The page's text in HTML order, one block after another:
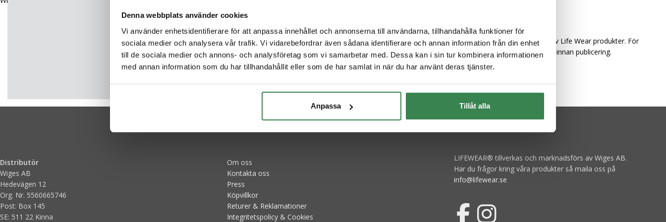
köp
Skapa ett konto och få
rabatt på ditt nästa köp!
Registrera dig här
Denna webbplats använder cookies
Vi använder enhetsidentifierare för att anpassa innehållet och annonserna till användarna, tillhandahålla funktioner för
sociala medier och analysera vår trafik. Vi vidarebefordrar även sådana identifierare och annan information från din enhet
till de sociala medier och annons- och analysföretag som vi samarbetar med. Dessa kan i sin tur kombinera informationen
med annan information som du har tillhandahållit eller som de har samlat in när du har använt deras tjänster.
Anpassa Tillåt alla
Varumärket får endast användas i samband med marknadsföring av Life Wear produkter. För
användning i tryck, digitalt eller annan form kontakta pressansvarig innan publicering.
Presskontakt:
Mynewsdesk pressrum
Distributör
Wiges AB
Hedevägen 12
Org. Nr. 5560665746
Post: Box 145
SE: 511 22 Kinna
Om oss
Kontakta oss
Press
Köpvillkor
Returer & Reklamationer
Integritetspolicy & Cookies
LIFEWEAR® tillverkas och marknadsförs av Wiges AB.
Har du frågor kring våra produkter så maila oss på
info@lifewear.se